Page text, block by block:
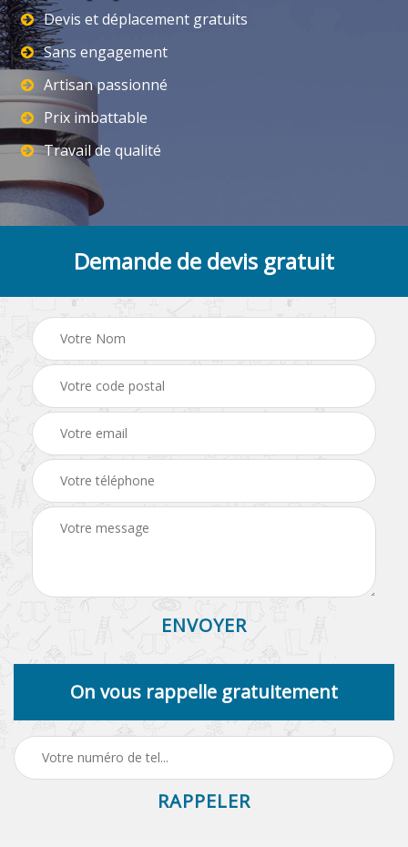
Devis et déplacement gratuits
Sans engagement
Artisan passionné
Prix imbattable
Travail de qualité
Demande de devis gratuit
On vous rappelle gratuitement